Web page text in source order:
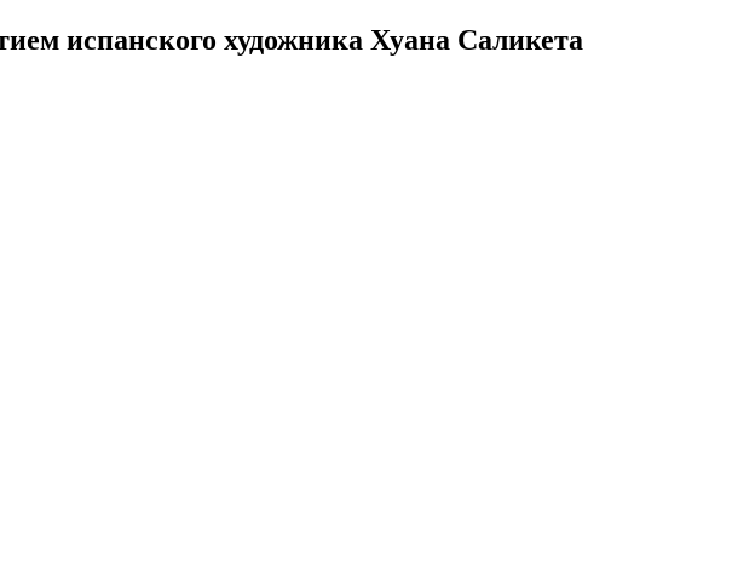
испанского художника Хуана Саликета